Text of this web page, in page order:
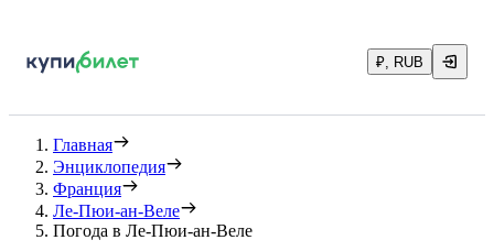
₽, RUB
Главная
Энциклопедия
Франция
Ле-Пюи-ан-Веле
Погода в Ле-Пюи-ан-Веле